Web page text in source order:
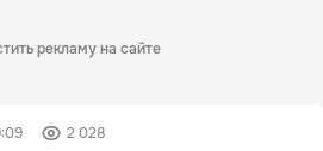
рекламу на сайте
2 028